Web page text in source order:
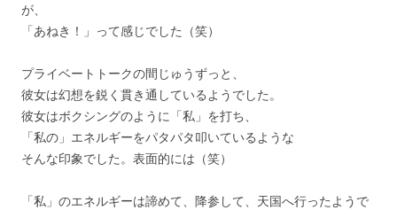
が、
「あねき！」って感じでした（笑）
プライベートトークの間じゅうずっと、
彼女は幻想を鋭く貫き通しているようでした。
彼女はボクシングのように「私」を打ち、
「私の」エネルギーをパタパタ叩いているような
そんな印象でした。表面的には（笑）
「私」のエネルギーは諦めて、降参して、天国へ行ったようで